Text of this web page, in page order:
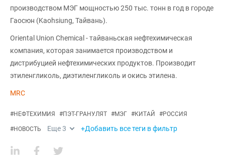
производством МЭГ мощностью 250 тыс. тонн в год в городе
Гаосюн (Kaohsiung, Тайвань).
Oriental Union Chemical - тайваньская нефтехимическая
компания, которая занимается производством и
дистрибуцией нефтехимических продуктов. Производит
этиленгликоль, диэтиленгликоль и окись этилена.
MRC
#НЕФТЕХИМИЯ #ПЭТ-ГРАНУЛЯТ #МЭГ #КИТАЙ #РОССИЯ
#НОВОСТЬ Еще3 +Добавить все теги в фильтр